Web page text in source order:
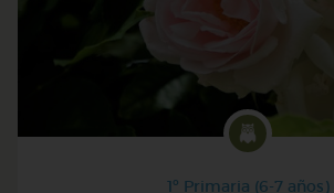
1º Primaria (6-7 años)